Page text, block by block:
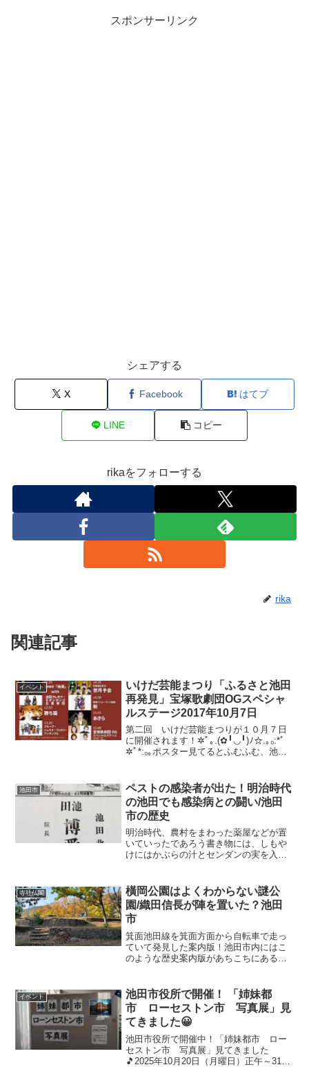
スポンサーリンク
シェアする
X Facebook はてブ
LINE コピー
rikaをフォローする
rika
関連記事
イベント
いけだ芸能まつり「ふるさと池田
再発見」宝塚歌劇団OGスペシャ
ルステージ2017年10月7日
第二回 いけだ芸能まつりが１０月７日
に開催されます！✲ﾟ｡.(✿╹◡╹)ﾉ☆.｡₀:*ﾟ
✲ﾟ*:₀｡ポスター見てるとふむふむ、池田
えありそう～！！太鼓集団「疾風」さん
は...
池田市
ペストの感染者が出た！明治時代
の池田でも感染病との闘い/池田
市の歴史
明治時代、農村をまわった薬屋などが置
いていったであろう書き物には、しもや
けにはかぶらの汁とセンダンの実を入れ
ようなものが書かれていたそうですが、
明治政府はこれを...
寺社仏閣
橫岡公園はよくわからない謎公
園/織田信長が陣を置いた？池田
市
箕面池田線を箕面方面から自転車で走っ
ていて発見した案内版！池田市内にはこ
のような歴史案内版があちこちにあるの
近くにあるではないですか！！こんなと
ころに公園があ...
イベント
池田市役所で開催！ 「姉妹都
市 ローセストン市 写真展」見
てきました😀
池田市役所で開催中！「姉妹都市 ロー
セストン市 写真展」見てきました
🎵2025年10月20日（月曜日）正午～31日